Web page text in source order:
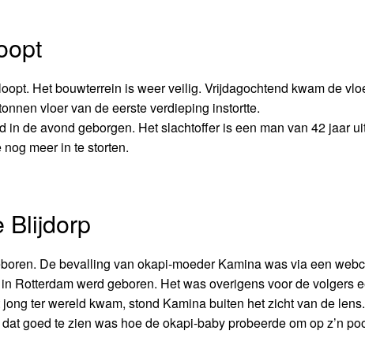
Het bouwterrein is weer veilig. Vrijdagochtend kwam de
vloer van de eerste verdieping instortte.
de avond geborgen. Het slachtoffer is een man van 42 jaar
meer in te storten.
Blijdorp
De bevalling van okapi-moeder Kamina was via een
Rotterdam werd geboren. Het was overigens voor de volgers
ter wereld kwam, stond Kamina buiten het zicht van de
goed te zien was hoe de okapi-baby probeerde om op z’n